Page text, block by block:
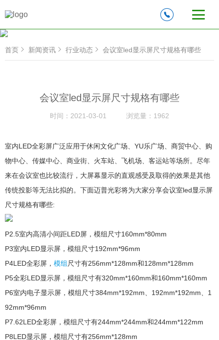
首页 新闻资讯 行业动态 会议室led显示屏尺寸规格有哪些
会议室led显示屏尺寸规格有哪些
时间： 2021-03-01 浏览量： 1962
室内LED全彩屏广泛应用于休闲文化广场、YU乐广场、商贸中心、购
物中心、传媒中心、商业街、火车站、飞机场、客运站等场所。尽年
来在会议室也比较流行，大屏幕显示的直观感受及取得的效果是其他
传统投影等无法比拟的。下面迈普光彩将为大家分享会议室led显示屏
尺寸规格有哪些:
P2.5室内高清小间距LED屏，模组尺寸160mm*80mm
P3室内LED显示屏，模组尺寸192mm*96mm
P4LED全彩屏， 模组 尺寸有256mm*128mm和128mm*128mm
P5全彩LED显示屏，模组尺寸有320mm*160mm和160mm*160mm
P6室内电子显示屏，模组尺寸384mm*192mm、192mm*192mm、1
92mm*96mm
P7.62LED全彩屏，模组尺寸有244mm*244mm和244mm*122mm
P8LED显示屏，模组尺寸有256mm*128mm